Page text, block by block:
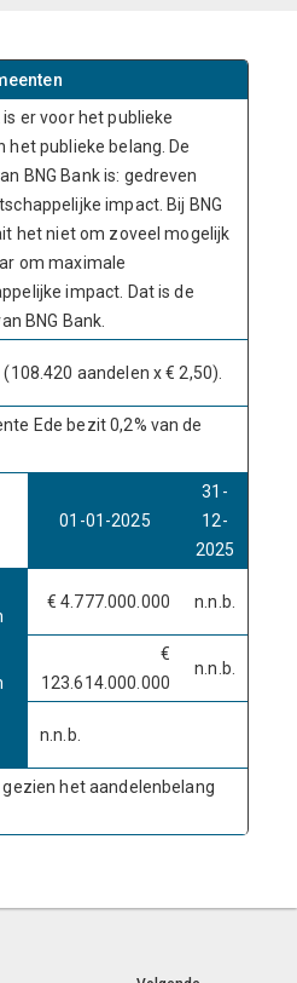
is er voor het publieke
het publieke belang. De
BNG Bank is: gedreven
impact. Bij BNG
het niet om zoveel mogelijk
om maximale
impact. Dat is de
BNG Bank.
aandelen x € 2,50).
Ede bezit 0,2% van de
01-01-2025
31-
12-
2025
€ 4.777.000.000 n.n.b.
€
123.614.000.000
n.n.b.
n.n.b.
gezien het aandelenbelang